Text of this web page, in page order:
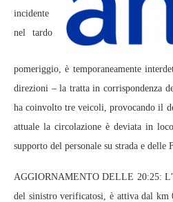
incidente
nel tardo
pomeriggio, è temporaneamente
direzioni – la tratta in corrispondenza
ha coinvolto tre veicoli, provocando il
attuale la circolazione è deviata in
supporto del personale su strada e delle
AGGIORNAMENTO DELLE 20:25:
del sinistro verificatosi, è attiva dal km